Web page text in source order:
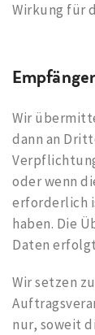
Wirkung für
Wir
dann an
oder wenn
erforderlich
haben. Die
Daten
Wir setzen
nur, soweit